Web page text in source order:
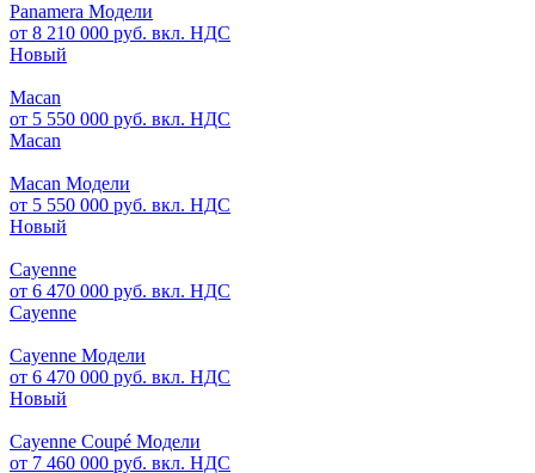
Panamera Модели
от 8 210 000 руб. вкл. НДС
Новый
Macan
от 5 550 000 руб. вкл. НДС
Macan
Macan Модели
от 5 550 000 руб. вкл. НДС
Новый
Cayenne
от 6 470 000 руб. вкл. НДС
Cayenne
Cayenne Модели
от 6 470 000 руб. вкл. НДС
Новый
Cayenne Coupé Модели
от 7 460 000 руб. вкл. НДС